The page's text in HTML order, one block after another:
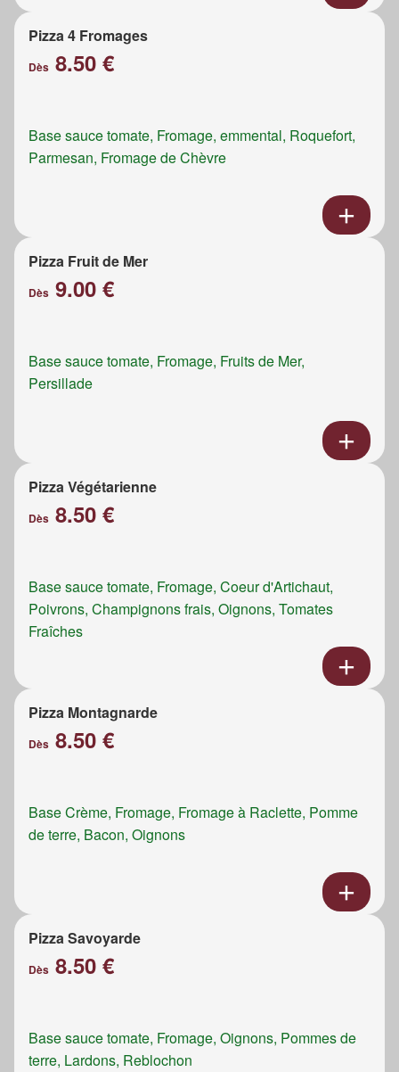
Pizza 4 Fromages
Dès 8.50 €
Base sauce tomate, Fromage, emmental, Roquefort,
Parmesan, Fromage de Chèvre
Pizza Fruit de Mer
Dès 9.00 €
Base sauce tomate, Fromage, Fruits de Mer,
Persillade
Pizza Végétarienne
Dès 8.50 €
Base sauce tomate, Fromage, Coeur d'Artichaut,
Poivrons, Champignons frais, Oignons, Tomates
Fraîches
Pizza Montagnarde
Dès 8.50 €
Base Crème, Fromage, Fromage à Raclette, Pomme
de terre, Bacon, Oignons
Pizza Savoyarde
Dès 8.50 €
Base sauce tomate, Fromage, Oignons, Pommes de
terre, Lardons, Reblochon